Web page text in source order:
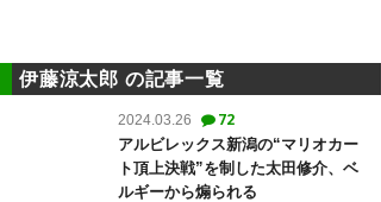
伊藤涼太郎 の記事一覧
2024.03.26 72
アルビレックス新潟の“マリオカー
ト頂上決戦”を制した太田修介、ベ
ルギーから煽られる